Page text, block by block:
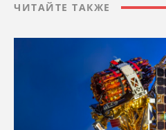
ЧИТАЙТЕ ТАКЖЕ